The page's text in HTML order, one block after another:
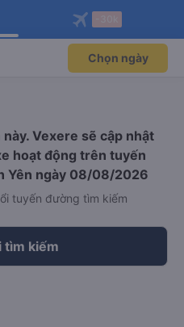
ngay!
viên độc
Mở app
vé máy bay qua
Mở app
Chọn ngày
Vexere sẽ cập nhật
hoạt động trên tuyến
Yên ngày 08/08/2026
tuyến đường tìm kiếm
tìm kiếm